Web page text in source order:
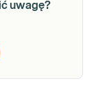
uwagę?